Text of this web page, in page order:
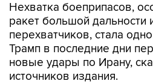
Нехватка боеприпасов,
ракет большой дальности
перехватчиков, стала
Трамп в последние дни
новые удары по Ирану,
источников издания.